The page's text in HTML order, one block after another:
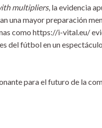
multipliers, la evidencia
una mayor preparación
como https://i-vital.eu/
del fútbol en un
para el futuro de la